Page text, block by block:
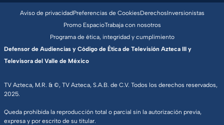
TV Azteca, M.R. & ©, TV Azteca, S.A.B. de C.V. Todos los derechos reservados,
2025.
Queda prohibida la reproducción total o parcial sin la autorización previa,
expresa y por escrito de su titular.
Aviso de privacidadPreferencias de CookiesDerechosInversionistas
Promo EspacioTrabaja con nosotros
Programa de ética, integridad y cumplimiento
Defensor de Audiencias y Código de Ética de Televisión Azteca III y
Televisora del Valle de México